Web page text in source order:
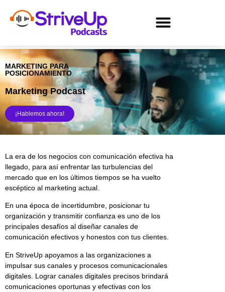
MARKETING PARA
POSICIONAMIENTO
Marketing Podcast
¡Hablemos ahora!
La era de los negocios con comunicación efectiva ha
llegado, para así enfrentar las turbulencias del
mercado que en los últimos tiempos se ha vuelto
escéptico al marketing actual.
En una época de incertidumbre, posicionar tu
organización y transmitir confianza es uno de los
principales desafíos al diseñar canales de
comunicación efectivos y honestos con tus clientes.
En StriveUp apoyamos a las organizaciones a
impulsar sus canales y procesos comunicacionales
digitales. Lograr canales digitales precisos brindará
comunicaciones oportunas y efectivas con los